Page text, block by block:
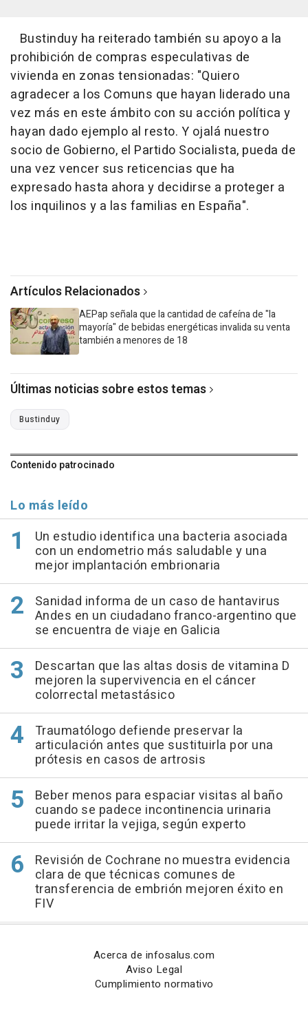
Bustinduy ha reiterado también su apoyo a la
prohibición de compras especulativas de
vivienda en zonas tensionadas: "Quiero
agradecer a los Comuns que hayan liderado una
vez más en este ámbito con su acción política y
hayan dado ejemplo al resto. Y ojalá nuestro
socio de Gobierno, el Partido Socialista, pueda de
una vez vencer sus reticencias que ha
expresado hasta ahora y decidirse a proteger a
los inquilinos y a las familias en España".
Artículos Relacionados
AEPap señala que la cantidad de cafeína de "la
mayoría" de bebidas energéticas invalida su venta
también a menores de 18
Últimas noticias sobre estos temas
Bustinduy
Contenido patrocinado
Lo más leído
Un estudio identifica una bacteria asociada
con un endometrio más saludable y una
mejor implantación embrionaria
Sanidad informa de un caso de hantavirus
Andes en un ciudadano franco-argentino que
se encuentra de viaje en Galicia
Descartan que las altas dosis de vitamina D
mejoren la supervivencia en el cáncer
colorrectal metastásico
Traumatólogo defiende preservar la
articulación antes que sustituirla por una
prótesis en casos de artrosis
Beber menos para espaciar visitas al baño
cuando se padece incontinencia urinaria
puede irritar la vejiga, según experto
Revisión de Cochrane no muestra evidencia
clara de que técnicas comunes de
transferencia de embrión mejoren éxito en
FIV
Acerca de infosalus.com
Aviso Legal
Cumplimiento normativo